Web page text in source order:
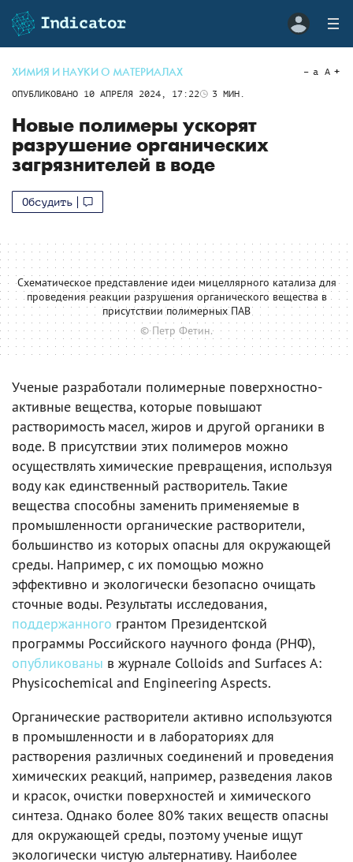
ХИМИЯ И НАУКИ О МАТЕРИАЛАХ
ОПУБЛИКОВАНО 10 АПРЕЛЯ 2024, 17:22 3 МИН.
a A
Новые полимеры ускорят
разрушение органических
загрязнителей в воде
Обсудить
Схематическое представление идеи мицеллярного катализа для
проведения реакции разрушения органического вещества в
присутствии полимерных ПАВ
© Петр Фетин.
Ученые разработали полимерные поверхностно-
активные вещества, которые повышают
растворимость масел, жиров и другой органики в
воде. В присутствии этих полимеров можно
осуществлять химические превращения, используя
воду как единственный растворитель. Такие
вещества способны заменить применяемые в
промышленности органические растворители,
большинство из которых опасны для окружающей
среды. Например, с их помощью можно
эффективно и экологически безопасно очищать
сточные воды. Результаты исследования,
поддержанного грантом Президентской
программы Российского научного фонда (РНФ),
опубликованы в журнале Colloids and Surfaces A:
Physicochemical and Engineering Aspects.
Органические растворители активно используются
в промышленности и в лабораториях для
растворения различных соединений и проведения
химических реакций, например, разведения лаков
и красок, очистки поверхностей и химического
синтеза. Однако более 80% таких веществ опасны
для окружающей среды, поэтому ученые ищут
экологически чистую альтернативу. Наиболее